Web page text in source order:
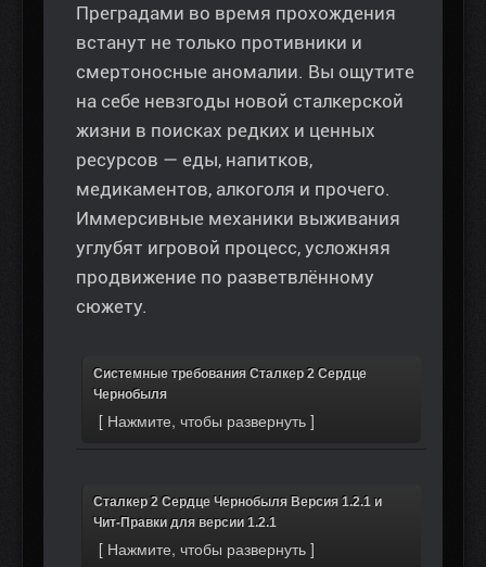
Преградами во время прохождения
встанут не только противники и
смертоносные аномалии. Вы ощутите
на себе невзгоды новой сталкерской
жизни в поисках редких и ценных
ресурсов — еды, напитков,
медикаментов, алкоголя и прочего.
Иммерсивные механики выживания
углубят игровой процесс, усложняя
продвижение по разветвлённому
сюжету.
Системные требования Сталкер 2 Сердце
Чернобыля
Сталкер 2 Сердце Чернобыля Версия 1.2.1 и
Чит-Правки для версии 1.2.1